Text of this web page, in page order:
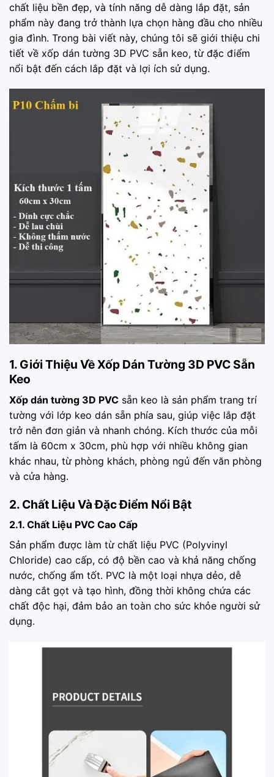
chất liệu bền đẹp, và tính năng dễ dàng lắp đặt, sản
phẩm này đang trở thành lựa chọn hàng đầu cho nhiều
gia đình. Trong bài viết này, chúng tôi sẽ giới thiệu chi
tiết về xốp dán tường 3D PVC sẵn keo, từ đặc điểm
nổi bật đến cách lắp đặt và lợi ích sử dụng.
1. Giới Thiệu Về Xốp Dán Tường 3D PVC Sẵn
Keo
Xốp dán tường 3D PVC sẵn keo là sản phẩm trang trí
tường với lớp keo dán sẵn phía sau, giúp việc lắp đặt
trở nên đơn giản và nhanh chóng. Kích thước của mỗi
tấm là 60cm x 30cm, phù hợp với nhiều không gian
khác nhau, từ phòng khách, phòng ngủ đến văn phòng
và cửa hàng.
2. Chất Liệu Và Đặc Điểm Nổi Bật
2.1. Chất Liệu PVC Cao Cấp
Sản phẩm được làm từ chất liệu PVC (Polyvinyl
Chloride) cao cấp, có độ bền cao và khả năng chống
nước, chống ẩm tốt. PVC là một loại nhựa dẻo, dễ
dàng cắt gọt và tạo hình, đồng thời không chứa các
chất độc hại, đảm bảo an toàn cho sức khỏe người sử
dụng.